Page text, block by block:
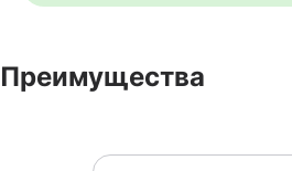
Преимущества